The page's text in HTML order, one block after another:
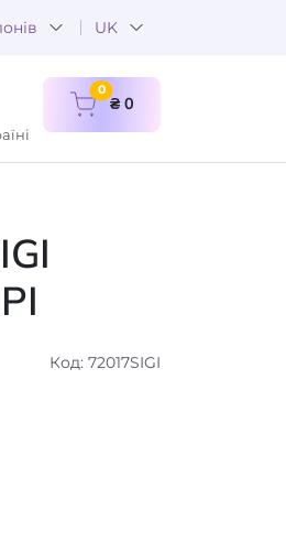
UK
0items in cart
₴ 0
Код: 72017SIGI